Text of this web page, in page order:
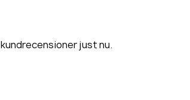
just nu.